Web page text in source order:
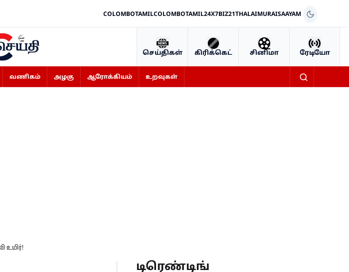
COLOMBOTAMILCOLOMBOTAMIL24X7BIZ21THALAIMURAISAAYAM
செய்திகள் கிரிக்கெட் சினிமா ரேடியோ
வணிகம் அழகு ஆரோக்கியம் உறவுகள்
உயிர்!
டிரெண்டிங்